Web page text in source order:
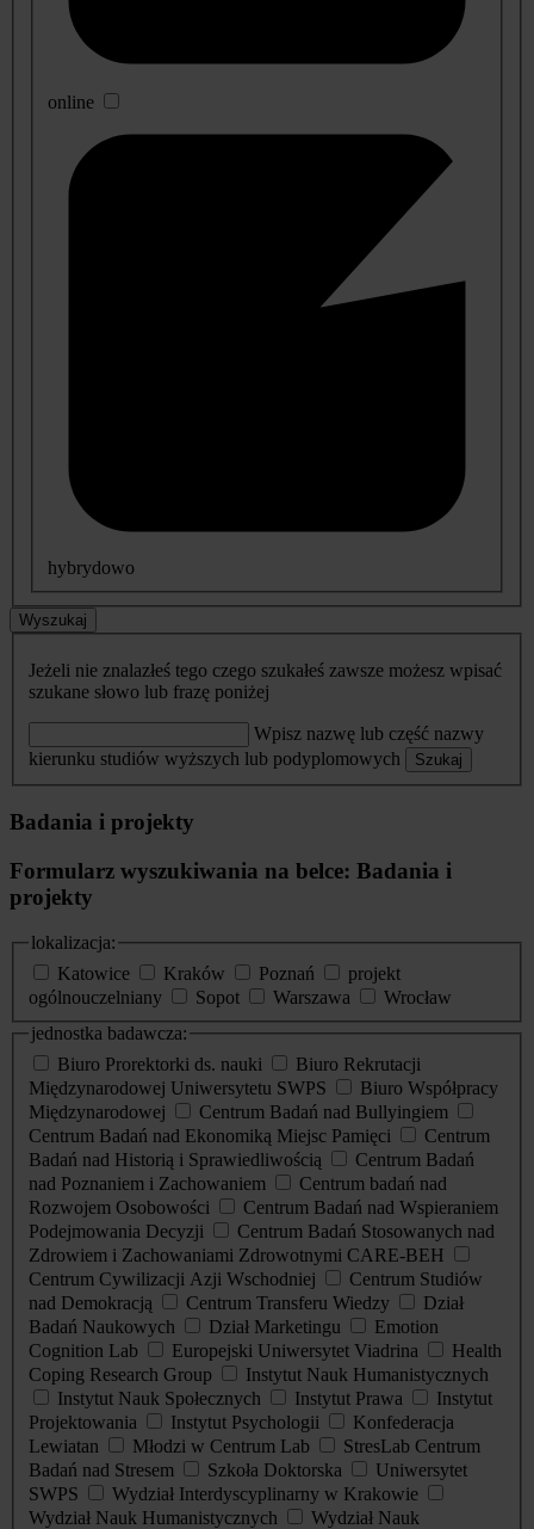
online
hybrydowo
Wyszukaj
Jeżeli nie znalazłeś tego czego szukałeś zawsze możesz wpisać
szukane słowo lub frazę poniżej
Wpisz nazwę lub część nazwy
kierunku studiów wyższych lub podyplomowych
Szukaj
Badania i projekty
Formularz wyszukiwania na belce: Badania i
projekty
lokalizacja:
Katowice
Kraków Poznań
projekt
ogólnouczelniany
Sopot Warszawa
Wrocław
jednostka badawcza:
Biuro Prorektorki ds. nauki
Biuro Rekrutacji
Międzynarodowej Uniwersytetu SWPS
Biuro Współpracy
Międzynarodowej
Centrum Badań nad Bullyingiem
Centrum Badań nad Ekonomiką Miejsc Pamięci
Centrum
Badań nad Historią i Sprawiedliwością
Centrum Badań
nad Poznaniem i Zachowaniem
Centrum badań nad
Rozwojem Osobowości
Centrum Badań nad Wspieraniem
Podejmowania Decyzji
Centrum Badań Stosowanych nad
Zdrowiem i Zachowaniami Zdrowotnymi CARE-BEH
Centrum Cywilizacji Azji Wschodniej
Centrum Studiów
nad Demokracją
Centrum Transferu Wiedzy
Dział
Badań Naukowych
Dział Marketingu
Emotion
Cognition Lab
Europejski Uniwersytet Viadrina
Health
Coping Research Group
Instytut Nauk Humanistycznych
Instytut Nauk Społecznych
Instytut Prawa
Instytut
Projektowania
Instytut Psychologii
Konfederacja
Lewiatan
Młodzi w Centrum Lab
StresLab Centrum
Badań nad Stresem
Szkoła Doktorska
Uniwersytet
SWPS
Wydział Interdyscyplinarny w Krakowie
Wydział Nauk Humanistycznych
Wydział Nauk